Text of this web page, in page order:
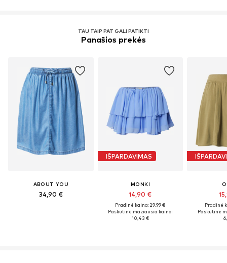
TAU TAIP PAT GALI PATIKTI
Panašios prekės
ABOUT YOU
34,90 €
IŠPARDAVIMAS
MONKI
14,90 €
Pradinė kaina: 29,99 €
Paskutinė mažiausia kaina:
10,43 €
Pradinė
Paskutinė